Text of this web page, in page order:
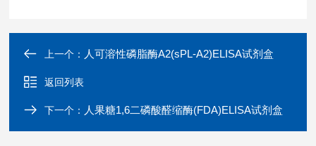
上一个： 人可溶性磷脂酶A2(sPL-A2)ELISA试剂盒
返回列表
下一个： 人果糖1,6二磷酸醛缩酶(FDA)ELISA试剂盒